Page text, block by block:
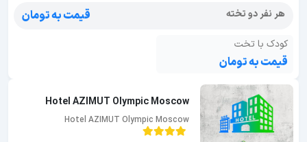
هر نفر دو تخته
قیمت به تومان
کودک با تخت
قیمت به تومان
Hotel AZIMUT Olympic Moscow
Hotel AZIMUT Olympic Moscow